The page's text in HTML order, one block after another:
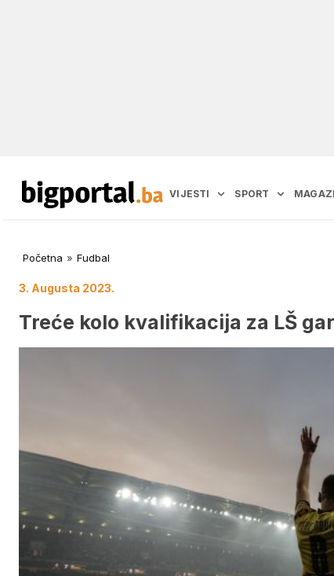
VIJESTI SPORT
Početna » Fudbal
3. Augusta 2023.
Treće kolo kvalifikacija za LŠ